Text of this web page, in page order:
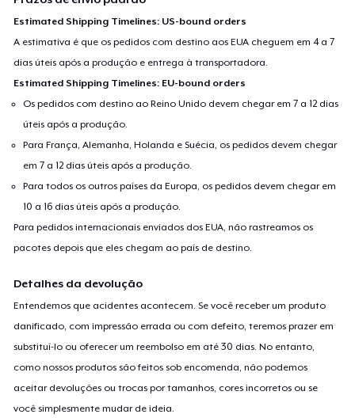
Estimated Shipping Timelines: US-bound orders
A estimativa é que os pedidos com destino aos EUA cheguem em 4 a 7
dias úteis após a produção e entrega à transportadora.
Estimated Shipping Timelines: EU-bound orders
Os pedidos com destino ao Reino Unido devem chegar em 7 a 12 dias
úteis após a produção.
Para França, Alemanha, Holanda e Suécia, os pedidos devem chegar
em 7 a 12 dias úteis após a produção.
Para todos os outros países da Europa, os pedidos devem chegar em
10 a 16 dias úteis após a produção.
Para pedidos internacionais enviados dos EUA, não rastreamos os
pacotes depois que eles chegam ao país de destino.
Detalhes da devolução
Entendemos que acidentes acontecem. Se você receber um produto
danificado, com impressão errada ou com defeito, teremos prazer em
substituí-lo ou oferecer um reembolso em até 30 dias. No entanto,
como nossos produtos são feitos sob encomenda, não podemos
aceitar devoluções ou trocas por tamanhos, cores incorretos ou se
você simplesmente mudar de ideia.